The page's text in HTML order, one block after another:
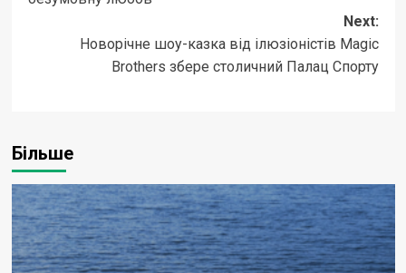
Next:
Новорічне шоу-казка від ілюзіоністів Magic
Brothers збере столичний Палац Спорту
Більше